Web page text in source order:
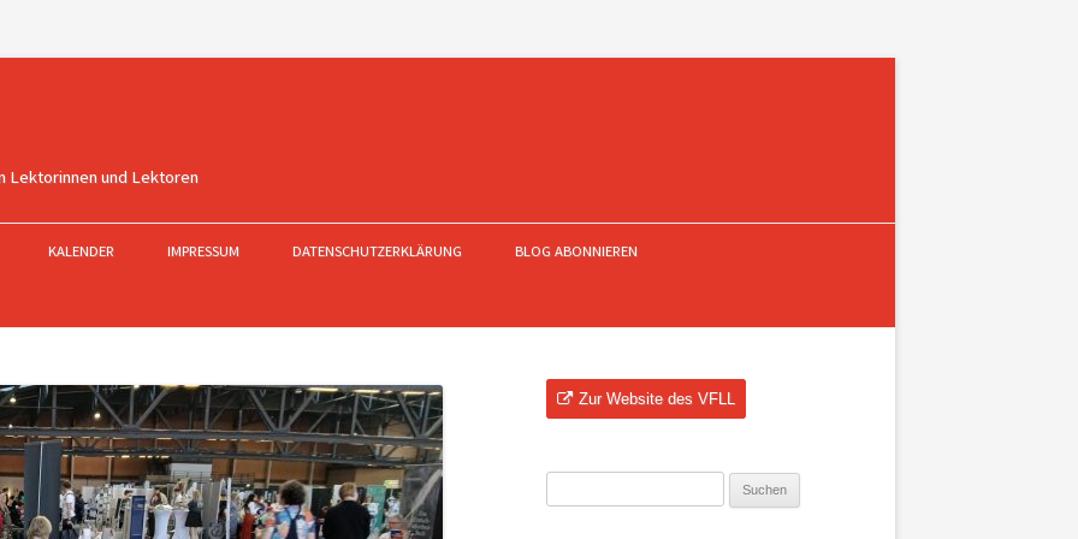
Lektorinnen und Lektoren
KALENDER IMPRESSUM DATENSCHUTZERKLÄRUNG BLOG ABONNIEREN
Zur Website des VFLL